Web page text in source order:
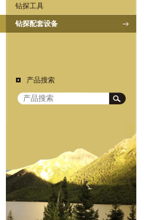
钻探工具
钻探配套设备
产品搜索